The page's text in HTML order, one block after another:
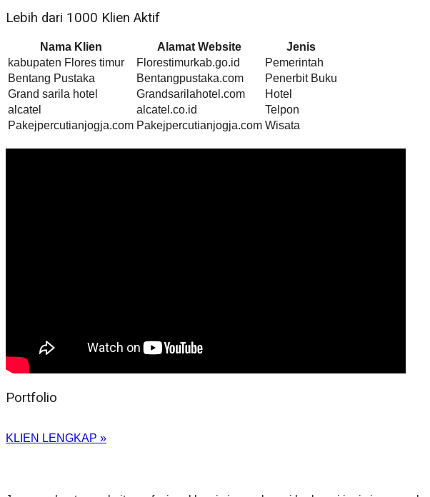
Lebih dari 1000 Klien Aktif
Nama Klien Alamat Website
Jenis
kabupaten Flores timur
Florestimurkab.go.id
Pemerintah
Bentang Pustaka
Bentangpustaka.com
Penerbit Buku
Grand sarila hotel
Grandsarilahotel.com
Hotel
alcatel
alcatel.co.id
Telpon
Pakejpercutianjogja.com Pakejpercutianjogja.com Wisata
Portfolio
KLIEN LENGKAP »